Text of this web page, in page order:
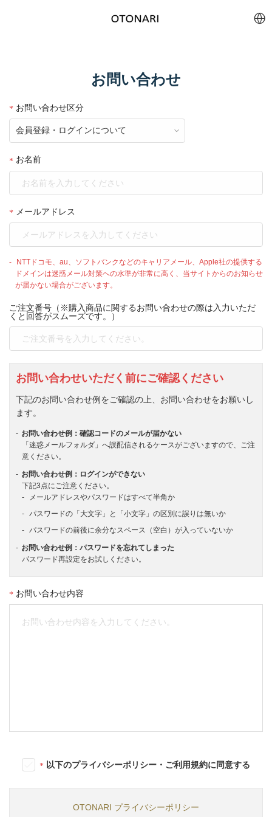
お問い合わせ
お問い合わせ区分
お名前
メールアドレス
NTTドコモ、au、ソフトバンクなどのキャリアメール、Apple社の提供する
ドメインは迷惑メール対策への水準が非常に高く、当サイトからのお知らせ
が届かない場合がございます。
ご注文番号（※購入商品に関するお問い合わせの際は入力いただ
くと回答がスムーズです。）
お問い合わせいただく前にご確認ください
下記のお問い合わせ例をご確認の上、お問い合わせをお願いし
ます。
お問い合わせ例：確認コードのメールが届かない
「迷惑メールフォルダ」へ誤配信されるケースがございますので、ご注
意ください。
お問い合わせ例：ログインができない
下記3点にご注意ください。
メールアドレスやパスワードはすべて半角か
パスワードの「大文字」と「小文字」の区別に誤りは無いか
パスワードの前後に余分なスペース（空白）が入っていないか
お問い合わせ例：パスワードを忘れてしまった
パスワード再設定をお試しください。
お問い合わせ内容
以下のプライバシーポリシー・ご利用規約に同意する
OTONARI プライバシーポリシー